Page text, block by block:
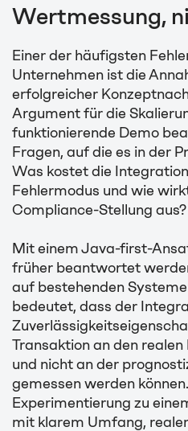
Wertmessung,
Einer der häufigsten
Unternehmen ist die
erfolgreicher
Argument für die
funktionierende Demo
Fragen, auf die es in der
Was kostet die
Fehlermodus und wie
Compliance-Stellung aus?
Mit einem Java-first-
früher beantwortet
auf bestehenden
bedeutet, dass der
Transaktion an den
und nicht an der
gemessen werden
Experimentierung zu
mit klarem Umfang,